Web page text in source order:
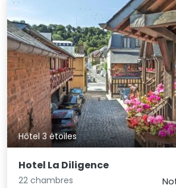
Hôtel 3 étoiles
Hotel La Diligence
22 chambres